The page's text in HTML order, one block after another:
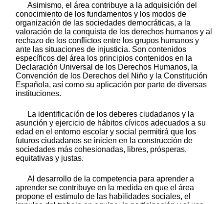
Asimismo, el área contribuye a la adquisición del
conocimiento de los fundamentos y los modos de
organización de las sociedades democráticas, a la
valoración de la conquista de los derechos humanos y al
rechazo de los conflictos entre los grupos humanos y
ante las situaciones de injusticia. Son contenidos
específicos del área los principios contenidos en la
Declaración Universal de los Derechos Humanos, la
Convención de los Derechos del Niño y la Constitución
Española, así como su aplicación por parte de diversas
instituciones.
La identificación de los deberes ciudadanos y la
asunción y ejercicio de hábitos cívicos adecuados a su
edad en el entorno escolar y social permitirá que los
futuros ciudadanos se inicien en la construcción de
sociedades más cohesionadas, libres, prósperas,
equitativas y justas.
Al desarrollo de la competencia para aprender a
aprender se contribuye en la medida en que el área
propone el estímulo de las habilidades sociales, el